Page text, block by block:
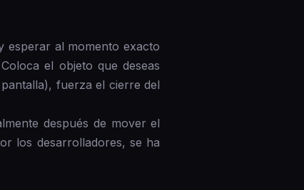
esperar al momento exacto
el objeto que deseas
fuerza el cierre del
después de mover el
los desarrolladores, se ha